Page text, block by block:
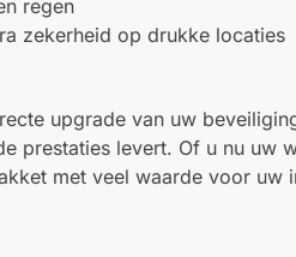
regen
zekerheid op drukke locaties
upgrade van uw
prestaties levert. Of u nu
met veel waarde voor uw